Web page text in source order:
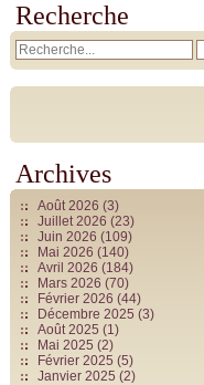
Recherche
Archives
Août 2026 (3)
Juillet 2026 (23)
Juin 2026 (109)
Mai 2026 (140)
Avril 2026 (184)
Mars 2026 (70)
Février 2026 (44)
Décembre 2025 (3)
Août 2025 (1)
Mai 2025 (2)
Février 2025 (5)
Janvier 2025 (2)